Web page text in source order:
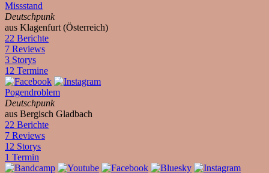
Missstand
Deutschpunk
aus Klagenfurt (Österreich)
22 Berichte
7 Reviews
3 Storys
12 Termine
Pogendroblem
Deutschpunk
aus Bergisch Gladbach
22 Berichte
7 Reviews
12 Storys
1 Termin